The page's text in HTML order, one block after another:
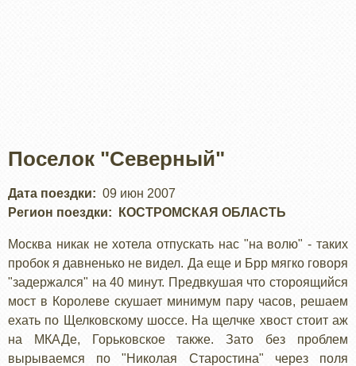
Поселок "Северный"
Дата поездки
09 июн 2007
Регион поездки
КОСТРОМСКАЯ ОБЛАСТЬ
Москва никак не хотела отпускать нас "на волю" - таких
пробок я давненько не видел. Да еще и Брр мягко говоря
"задержался" на 40 минут. Предвкушая что стороящийся
мост в Королеве скушает минимум пару часов, решаем
ехать по Щелковскому шоссе. На щелчке хвост стоит аж
на МКАДе, Горьковское также. Зато без проблем
вырываемся по "Николая Старостина" через поля